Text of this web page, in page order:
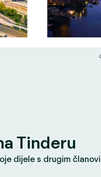
Tinderu
dijele s drugim